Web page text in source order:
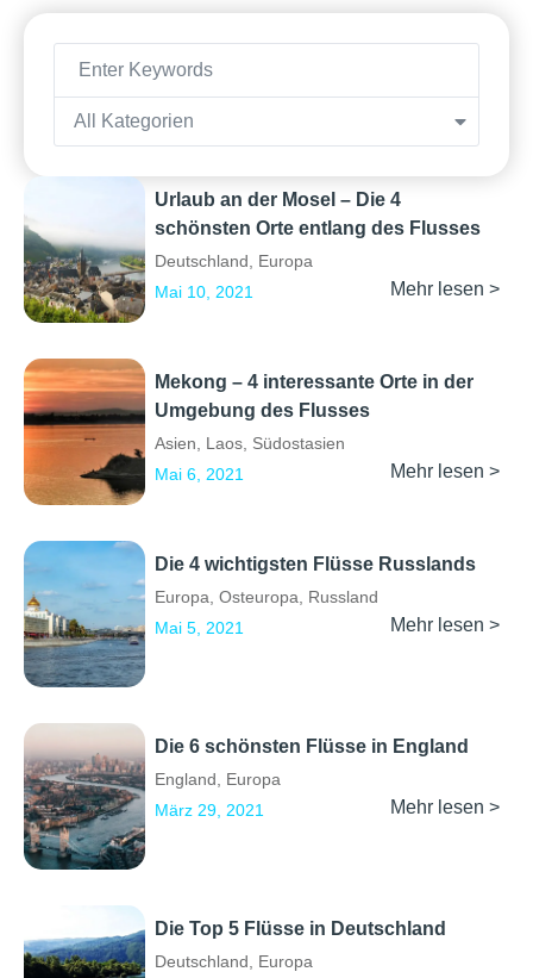
All Kategorien
Urlaub an der Mosel – Die 4
schönsten Orte entlang des Flusses
Deutschland
Europa
Mai 10, 2021
Mehr lesen >
Mekong – 4 interessante Orte in der
Umgebung des Flusses
Asien Laos Südostasien
Mai 6, 2021
Mehr lesen >
Die 4 wichtigsten Flüsse Russlands
Europa Osteuropa
Russland
Mai 5, 2021
Mehr lesen >
Die 6 schönsten Flüsse in England
England
Europa
März 29, 2021
Mehr lesen >
Die Top 5 Flüsse in Deutschland
Deutschland
Europa